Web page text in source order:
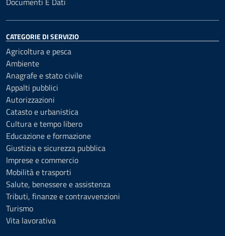
CATEGORIE DI SERVIZIO
Agricoltura e pesca
Ambiente
Anagrafe e stato civile
Appalti pubblici
Autorizzazioni
Catasto e urbanistica
Cultura e tempo libero
Educazione e formazione
Giustizia e sicurezza pubblica
Imprese e commercio
Mobilità e trasporti
Salute, benessere e assistenza
Tributi, finanze e contravvenzioni
Turismo
Vita lavorativa